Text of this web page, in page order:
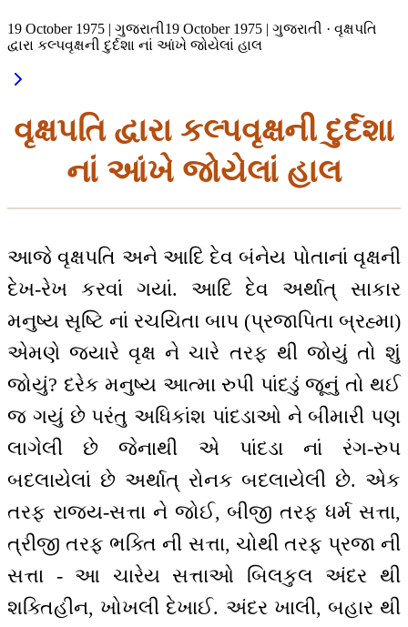
19 October 1975 | ગુજરાતી19 October 1975 | ગુજરાતી · વૃક્ષપતિ
દ્વારા કલ્પવૃક્ષની દુર્દશા નાં આંખે જોયેલાં હાલ
વૃક્ષપતિ દ્વારા કલ્પવૃક્ષની દુર્દશા
નાં આંખે જોયેલાં હાલ
આજે વૃક્ષપતિ અને આદિ દેવ બંનેય પોતાનાં વૃક્ષની
દેખ-રેખ કરવાં ગયાં. આદિ દેવ અર્થાત્ સાકાર
મનુષ્ય સૃષ્ટિ નાં રચયિતા બાપ (પ્રજાપિતા બ્રહ્મા)
એમણે જ્યારે વૃક્ષ ને ચારે તરફ થી જોયું તો શું
જોયું? દરેક મનુષ્ય આત્મા રુપી પાંદડું જૂનું તો થઈ
જ ગયું છે પરંતુ અધિકાંશ પાંદડાઓ ને બીમારી પણ
લાગેલી છે જેનાથી એ પાંદડા નાં રંગ-રુપ
બદલાયેલાં છે અર્થાત્ રોનક બદલાયેલી છે. એક
તરફ રાજ્ય-સત્તા ને જોઈ, બીજી તરફ ધર્મ સત્તા,
ત્રીજી તરફ ભક્તિ ની સત્તા, ચોથી તરફ પ્રજા ની
સત્તા - આ ચારેય સત્તાઓ બિલકુલ અંદર થી
શક્તિહીન, ખોખલી દેખાઈ. અંદર ખાલી, બહાર થી